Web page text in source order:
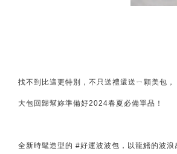
找不到比這更特別，不只送禮還送ㄧ顆美包，
大包回歸幫妳準備好2024春夏必備單品！
全新時髦造型的 #好運波波包，以龍鰭的波